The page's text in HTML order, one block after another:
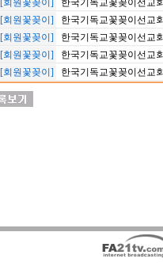
[회원꽃꽂이] 한국기독교꽃꽂이선교
[회원꽃꽂이] 한국기독교꽃꽂이선교
[회원꽃꽂이] 한국기독교꽃꽂이선교
[회원꽃꽂이] 한국기독교꽃꽂이선교
[회원꽃꽂이] 한국기독교꽃꽂이선교